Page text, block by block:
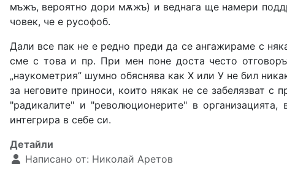
мъжъ, вероятно дори мѫжъ) и веднага ще намери
човек, че е русофоб.
Дали все пак не е редно преди да се ангажираме с
сме с това и пр. При мен поне доста често
„наукометрия” шумно обяснява как Х или У не бил
за неговите приноси, които някак не се забелязват
"радикалите" и "революционерите" в
интегрира в себе си.
Детайли
Написано от: Николай Аретов